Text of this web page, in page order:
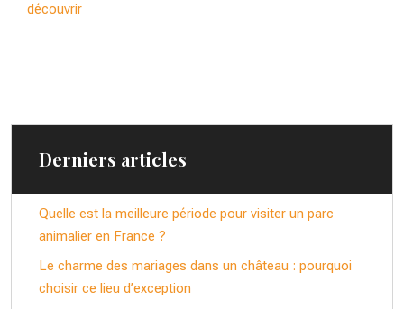
découvrir
Derniers articles
Quelle est la meilleure période pour visiter un parc
animalier en France ?
Le charme des mariages dans un château : pourquoi
choisir ce lieu d’exception